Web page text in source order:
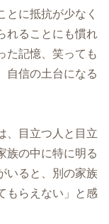
とに抵抗が少なく
れることにも慣れ
た記憶、笑っても
自信の土台になる
、目立つ人と目立
族の中に特に明る
いると、別の家族
もらえない」と感